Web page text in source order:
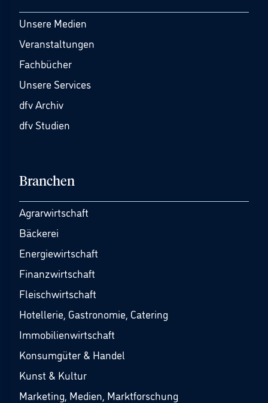
Unsere Medien
Veranstaltungen
Fachbücher
Unsere Services
dfv Archiv
dfv Studien
Branchen
Agrarwirtschaft
Bäckerei
Energiewirtschaft
Finanzwirtschaft
Fleischwirtschaft
Hotellerie, Gastronomie, Catering
Immobilienwirtschaft
Konsumgüter & Handel
Kunst & Kultur
Marketing, Medien, Marktforschung